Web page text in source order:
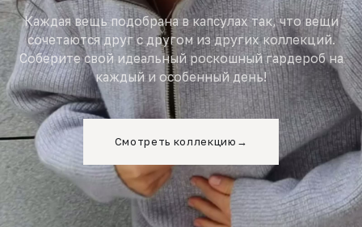
Каждая вещь подобрана в капсулах так, что вещи
сочетаются друг с другом из других коллекций.
Соберите свой идеальный роскошный гардероб на
каждый и особенный день!
Смотреть коллекцию →